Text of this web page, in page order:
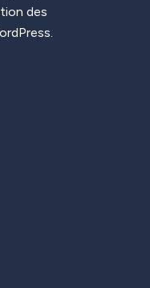
des